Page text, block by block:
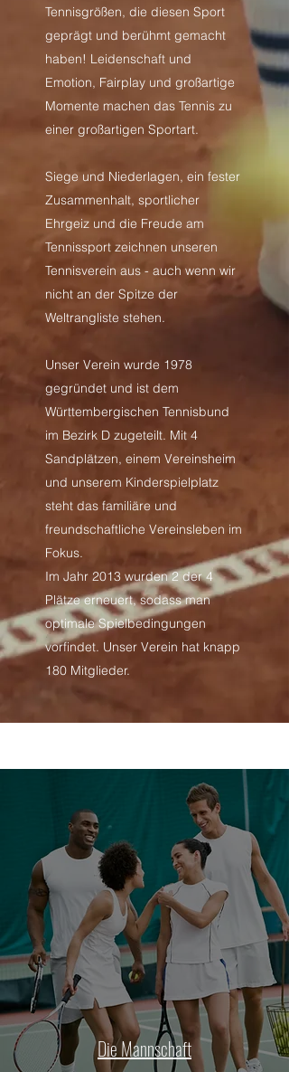
Tennisgrößen, die diesen Sport
geprägt und berühmt gemacht
haben! Leidenschaft und
Emotion, Fairplay und großartige
Momente machen das Tennis zu
einer großartigen Sportart.
Siege und Niederlagen, ein fester
Zusammenhalt, sportlicher
Ehrgeiz und die Freude am
Tennissport zeichnen unseren
Tennisverein aus - auch wenn wir
nicht an der Spitze der
Weltrangliste stehen.
Unser Verein wurde 1978
gegründet und ist dem
Württembergischen Tennisbund
im Bezirk D zugeteilt. Mit 4
Sandplätzen, einem Vereinsheim
und unserem Kinderspielplatz
steht das familiäre und
freundschaftliche Vereinsleben im
Fokus.
Im Jahr 2013 wurden 2 der 4
Plätze erneuert, sodass man
optimale Spielbedingungen
vorfindet. Unser Verein hat knapp
180 Mitglieder.
Die Mannschaft